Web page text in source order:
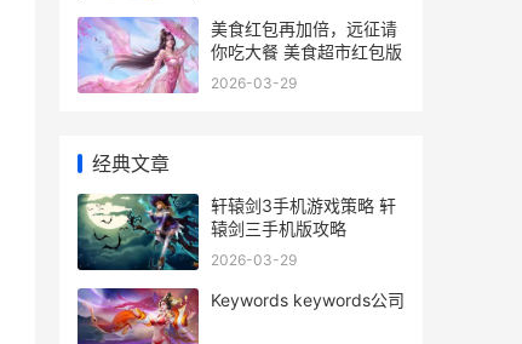
美食红包再加倍，远征请
你吃大餐 美食超市红包版
2026-03-29
经典文章
轩辕剑3手机游戏策略 轩
辕剑三手机版攻略
2026-03-29
Keywords keywords公司